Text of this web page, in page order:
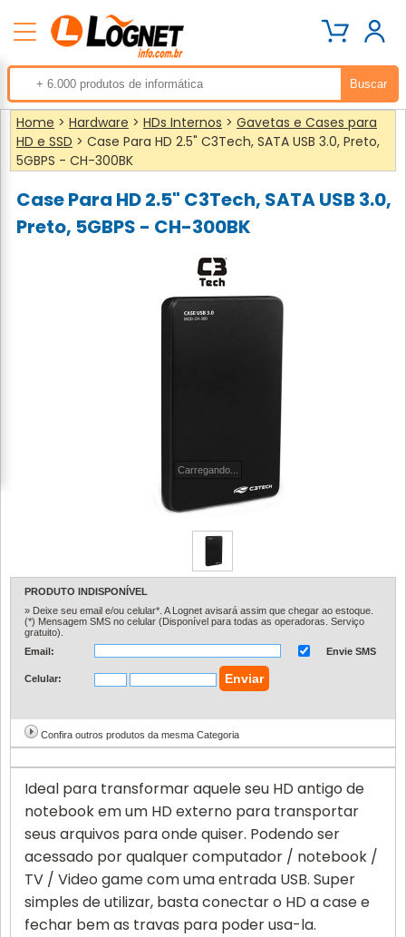
Home > Hardware > HDs Internos > Gavetas e Cases para
HD e SSD > Case Para HD 2.5" C3Tech, SATA USB 3.0, Preto,
5GBPS - CH-300BK
Case Para HD 2.5" C3Tech, SATA USB 3.0,
Preto, 5GBPS - CH-300BK
Carregando...
PRODUTO INDISPONÍVEL
» Deixe seu email e/ou celular*. A Lognet avisará assim que chegar ao estoque.
(*) Mensagem SMS no celular (Disponível para todas as operadoras. Serviço
gratuito).
Email:
Envie SMS
Celular:
Confira outros produtos da mesma Categoria
Ideal para transformar aquele seu HD antigo de
notebook em um HD externo para transportar
seus arquivos para onde quiser. Podendo ser
acessado por qualquer computador / notebook /
TV / Video game com uma entrada USB. Super
simples de utilizar, basta conectar o HD a case e
fechar bem as travas para poder usa-la.